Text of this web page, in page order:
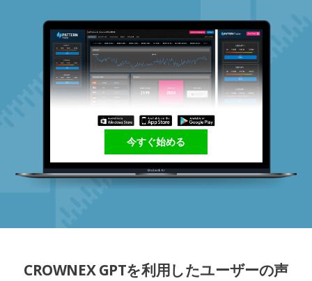
今すぐ始める
CROWNEX GPTを利用したユーザーの声